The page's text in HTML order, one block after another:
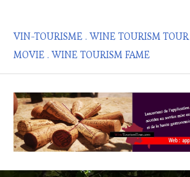
contenu
principal
VIN-TOURISME . WINE TOURISM TOUR
MOVIE . WINE TOURISM FAME